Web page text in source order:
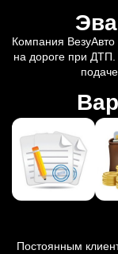
Компания ВезуАвто
на дороге при ДТП.
Постоянным